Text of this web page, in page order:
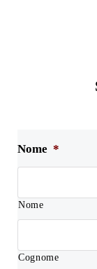
Nome *
Nome
Cognome